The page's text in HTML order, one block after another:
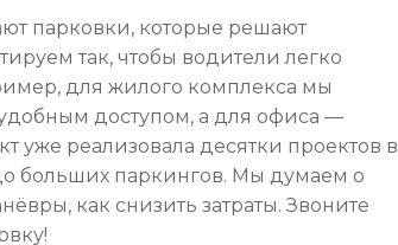
парковки, которые решают
так, чтобы водители легко
для жилого комплекса мы
доступом, а для офиса —
уже реализовала десятки проектов в
больших паркингов. Мы думаем о
как снизить затраты. Звоните